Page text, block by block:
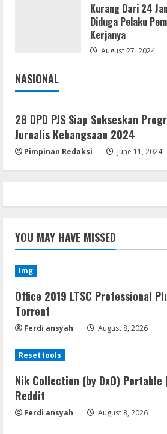
August 8, 2026
5
Resettools
Vpn One Click
Kurang Dari 24
Diduga Pelaku
Kerjanya
August 27, 2024
NASIONAL
Jakarta
28 DPD PJS Siap Sukseskan
Jurnalis Kebangsaan 2024
Pimpinan Redaksi June 11, 2024
YOU MAY HAVE MISSED
Img
Office 2019 LTSC Professional
Tоrrеnt
Ferdi ansyah August 8, 2026
Resettools
Nik Collection (by DxO)
Reddit
Ferdi ansyah August 8, 2026